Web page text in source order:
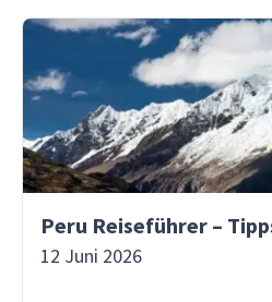
12 Juni 2026